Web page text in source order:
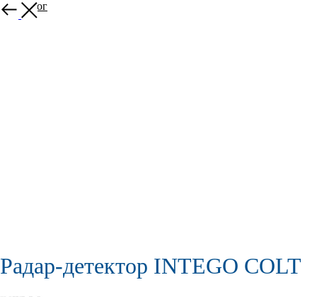
В каталог
Радар-детектор INTEGO COLT